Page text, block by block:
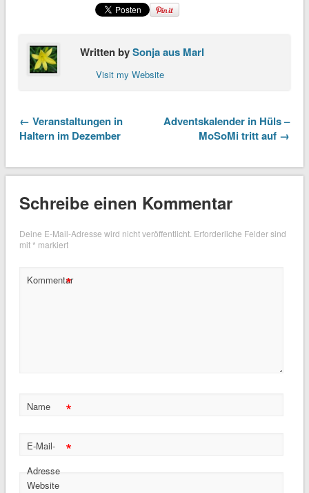
Written bySonja aus Marl
Visit my Website
← Veranstaltungen in
Haltern im Dezember
Adventskalender in Hüls –
MoSoMi tritt auf →
Schreibe einen Kommentar
Deine E-Mail-Adresse wird nicht veröffentlicht. Erforderliche Felder sind
mit* markiert
Kommentar
*
Name *
E-Mail-
Adresse
*
Website